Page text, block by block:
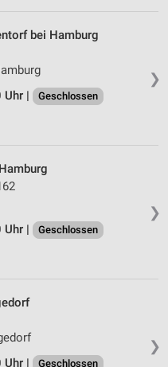
❯
bei Hamburg
Uhr |
Geschlossen
❯
Uhr |
Geschlossen
❯
Uhr |
Geschlossen